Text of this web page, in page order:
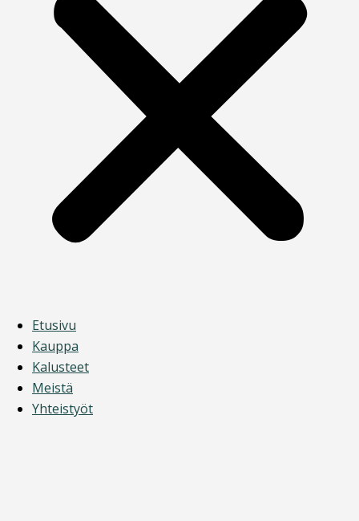
Etusivu
Kauppa
Kalusteet
Meistä
Yhteistyöt